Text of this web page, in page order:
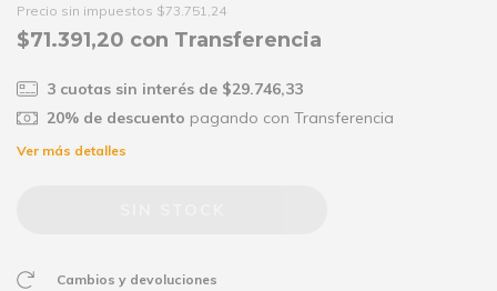
Precio sin impuestos $73.751,24
$71.391,20 con Transferencia
3 cuotas sin interés de $29.746,33
20% de descuento pagando con Transferencia
Ver más detalles
Cambios y devoluciones